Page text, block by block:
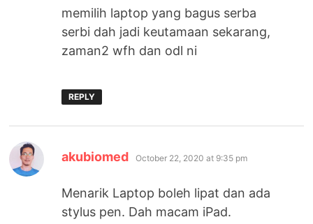
memilih laptop yang bagus serba
serbi dah jadi keutamaan sekarang,
zaman2 wfh dan odl ni
REPLY
akubiomed says:
October 22, 2020 at 9:35 pm
Menarik Laptop boleh lipat dan ada
stylus pen. Dah macam iPad.